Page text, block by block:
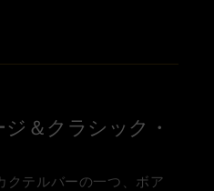
＆クラシック・
クテルバーの一つ、ボア